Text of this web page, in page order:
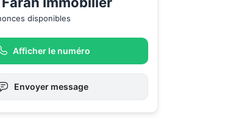
disponibles
Afficher le numéro
Envoyer message